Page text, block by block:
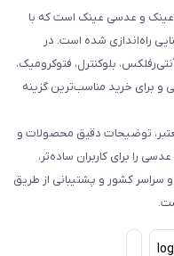
و عدسی عینک است که با
راه‌اندازی شده است. در
بلوکنترل، فتوکرومیک،
و برای خرید مناسب‌ترین گزینه
توضیحات دقیق محصولات و
را برای کاربران ساده‌تر،
سراسر کشور و پشتیبانی از طریق